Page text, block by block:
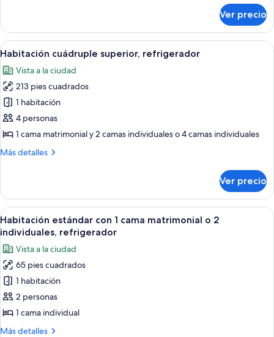
vista
la
ciudad
triple
estándar,
refrigerador,
a
la
ciudad
Ver precio
Abrir
todas
las
fotos
de
Habitación
cuádruple
refrigerador
Un dormitorio con cama, televisor
1
Habitación cuádruple superior, refrigerador
Vista a la ciudad
213 pies cuadrados
1 habitación
4 personas
1 cama matrimonial y 2 camas individuales o 4 camas individuales
Más detalles
Más
cuádruple
superior,
refrigerador
Ver precio
Abrir
todas
las
fotos
de
Habitación
estándar
con
1
Una habitación con cama individual,
6
Habitación estándar con 1 cama matrimonial o 2
individuales, refrigerador
Vista a la ciudad
65 pies cuadrados
1 habitación
2 personas
1 cama individual
Más detalles
Más